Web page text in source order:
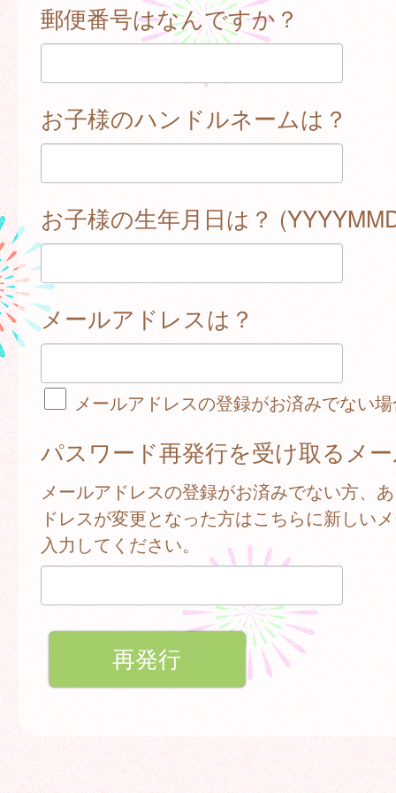
郵便番号はなんですか？
お子様のハンドルネームは？
お子様の生年月日は？
メールアドレスは？
メールアドレスの登録がお済みでない
パスワード再発行を受け取るメ
メールアドレスの登録がお済みでない方、
ドレスが変更となった方はこちらに新しい
入力してください。